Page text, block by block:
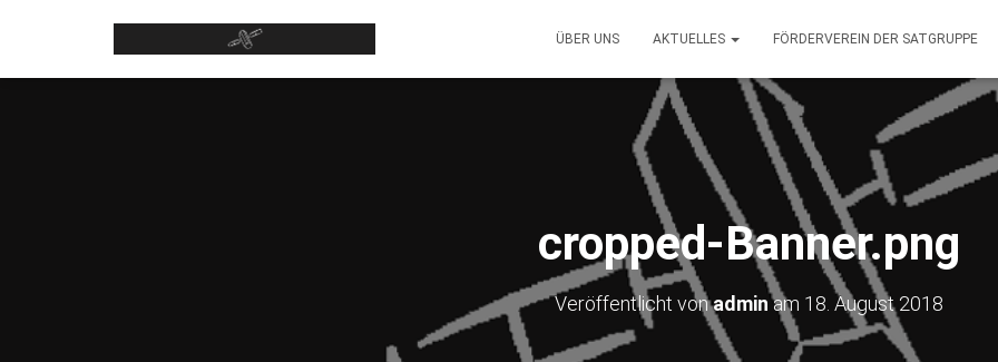
ÜBER UNS AKTUELLES FÖRDERVEREIN DER SATGRUPPE
cropped-Banner.png
Veröffentlicht vonadminam 18. August 2018